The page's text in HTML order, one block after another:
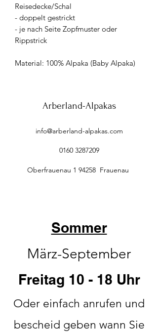
Reisedecke/Schal
- doppelt gestrickt
- je nach Seite Zopfmuster oder
Rippstrick
Material: 100% Alpaka (Baby Alpaka)
Arberland-Alpakas
info@arberland-alpakas.com
0160 3287209
Oberfrauenau 1 94258 Frauenau
Sommer
März-September
Freitag 10 - 18 Uhr
Oder einfach anrufen und
bescheid geben wann Sie